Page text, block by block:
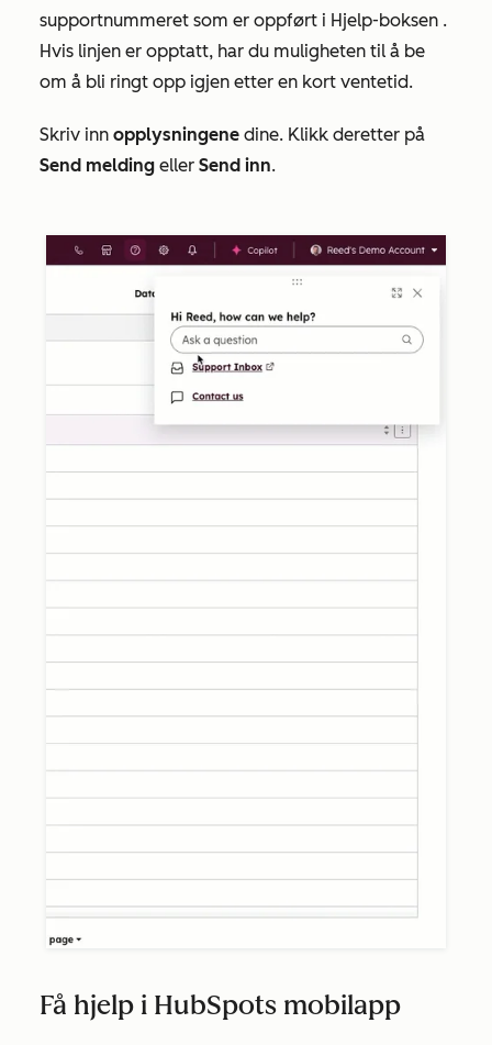
supportnummeret som er oppført i Hjelp-boksen .
Hvis linjen er opptatt, har du muligheten til å be
om å bli ringt opp igjen etter en kort ventetid.
Skriv inn opplysningene dine. Klikk deretter på
Send melding eller Send inn.
Få hjelp i HubSpots mobilapp